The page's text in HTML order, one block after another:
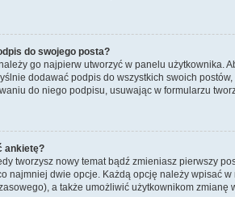
do swojego posta?
go najpierw utworzyć w panelu użytkownika.
dodawać podpis do wszystkich swoich
do niego podpisu, usuwając w formularzu
ankietę?
tworzysz nowy temat bądź zmieniasz pierwszy
najmniej dwie opcje. Każdą opcję należy wpisać
a także umożliwić użytkownikom